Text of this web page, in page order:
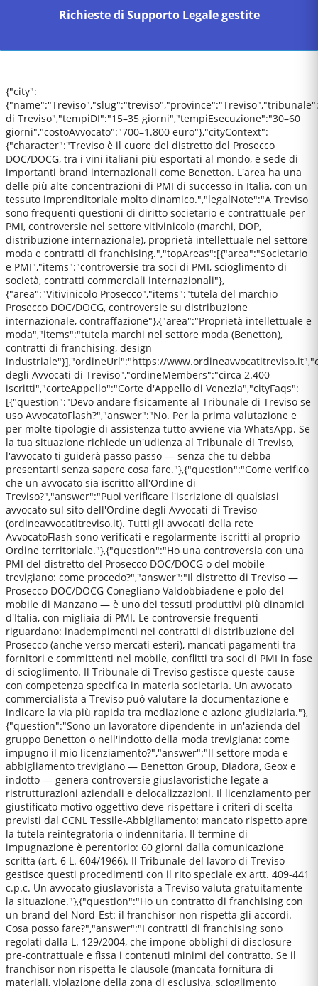
Richieste di Supporto Legale gestite
{"city":
di Treviso","tempiDI":"15–35 giorni","tempiEsecuzione":"30–60
giorni","costoAvvocato":"700–1.800 euro"},"cityContext":
{"character":"Treviso è il cuore del distretto del Prosecco
DOC/DOCG, tra i vini italiani più esportati al mondo, e sede di
importanti brand internazionali come Benetton. L'area ha una
delle più alte concentrazioni di PMI di successo in Italia, con un
tessuto imprenditoriale molto dinamico.","legalNote":"A Treviso
sono frequenti questioni di diritto societario e contrattuale per
PMI, controversie nel settore vitivinicolo (marchi, DOP,
distribuzione internazionale), proprietà intellettuale nel settore
moda e contratti di franchising.","topAreas":[{"area":"Societario
e PMI","items":"controversie tra soci di PMI, scioglimento di
società, contratti commerciali internazionali"},
{"area":"Vitivinicolo Prosecco","items":"tutela del marchio
Prosecco DOC/DOCG, controversie su distribuzione
internazionale, contraffazione"},{"area":"Proprietà intellettuale e
moda","items":"tutela marchi nel settore moda (Benetton),
contratti di franchising, design
industriale"}],"ordineUrl":"https://
degli Avvocati di Treviso","ordineMembers":"circa 2.400
iscritti","corteAppello":"Corte d'Appello di Venezia","cityFaqs":
[{"question":"Devo andare fisicamente al Tribunale di Treviso se
uso AvvocatoFlash?","answer":"No. Per la prima valutazione e
per molte tipologie di assistenza tutto avviene via WhatsApp. Se
la tua situazione richiede un'udienza al Tribunale di Treviso,
l'avvocato ti guiderà passo passo — senza che tu debba
presentarti senza sapere cosa fare."},{"question":"Come verifico
che un avvocato sia iscritto all'Ordine di
Treviso?","answer":"Puoi verificare l'iscrizione di qualsiasi
avvocato sul sito dell'Ordine degli Avvocati di Treviso
(ordineavvocatitreviso.it). Tutti gli avvocati della rete
AvvocatoFlash sono verificati e regolarmente iscritti al proprio
Ordine territoriale."},{"question":"Ho una controversia con una
PMI del distretto del Prosecco DOC/DOCG o del mobile
trevigiano: come procedo?","answer":"Il distretto di Treviso —
Prosecco DOC/DOCG Conegliano Valdobbiadene e polo del
mobile di Manzano — è uno dei tessuti produttivi più dinamici
d'Italia, con migliaia di PMI. Le controversie frequenti
riguardano: inadempimenti nei contratti di distribuzione del
Prosecco (anche verso mercati esteri), mancati pagamenti tra
fornitori e committenti nel mobile, conflitti tra soci di PMI in fase
di scioglimento. Il Tribunale di Treviso gestisce queste cause
con competenza specifica in materia societaria. Un avvocato
commercialista a Treviso può valutare la documentazione e
indicare la via più rapida tra mediazione e azione giudiziaria."},
{"question":"Sono un lavoratore dipendente in un'azienda del
gruppo Benetton o nell'indotto della moda trevigiana: come
impugno il mio licenziamento?","answer":"Il settore moda e
abbigliamento trevigiano — Benetton Group, Diadora, Geox e
indotto — genera controversie giuslavoristiche legate a
ristrutturazioni aziendali e delocalizzazioni. Il licenziamento per
giustificato motivo oggettivo deve rispettare i criteri di scelta
previsti dal CCNL Tessile-Abbigliamento: mancato rispetto apre
la tutela reintegratoria o indennitaria. Il termine di
impugnazione è perentorio: 60 giorni dalla comunicazione
scritta (art. 6 L. 604/1966). Il Tribunale del lavoro di Treviso
gestisce questi procedimenti con il rito speciale ex artt. 409-441
c.p.c. Un avvocato giuslavorista a Treviso valuta gratuitamente
la situazione."},{"question":"Ho un contratto di franchising con
un brand del Nord-Est: il franchisor non rispetta gli accordi.
Cosa posso fare?","answer":"I contratti di franchising sono
regolati dalla L. 129/2004, che impone obblighi di disclosure
pre-contrattuale e fissa i contenuti minimi del contratto. Se il
franchisor non rispetta le clausole (mancata fornitura di
materiali, violazione della zona di esclusiva, scioglimento